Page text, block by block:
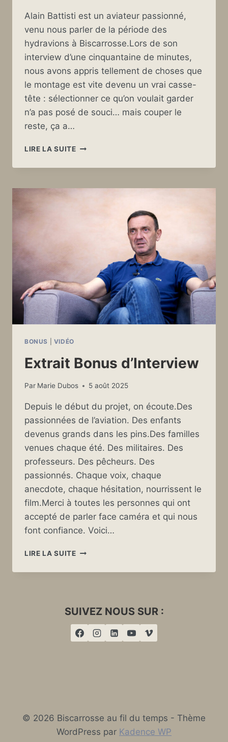
Alain Battisti est un aviateur passionné,
venu nous parler de la période des
hydravions à Biscarrosse.Lors de son
interview d’une cinquantaine de minutes,
nous avons appris tellement de choses que
le montage est vite devenu un vrai casse-
tête : sélectionner ce qu’on voulait garder
n’a pas posé de souci… mais couper le
reste, ça a…
LIRE LA SUITEEXTRAIT
VIDÉO
BONUS VIDÉO
Extrait Bonus d’Interview
Par Marie Dubos 5 août 2025
Depuis le début du projet, on écoute.Des
passionnées de l’aviation. Des enfants
devenus grands dans les pins.Des familles
venues chaque été. Des militaires. Des
professeurs. Des pêcheurs. Des
passionnés. Chaque voix, chaque
anecdote, chaque hésitation, nourrissent le
film.Merci à toutes les personnes qui ont
accepté de parler face caméra et qui nous
font confiance. Voici…
LIRE LA SUITEEXTRAIT
D’INTERVIEW
SUIVEZ NOUS SUR :
© 2026 Biscarrosse au fil du temps - Thème
WordPress par Kadence WP